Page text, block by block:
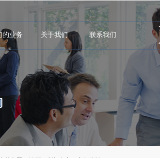
的业务 关于我们 联系我们